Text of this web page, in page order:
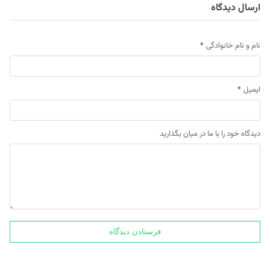
ارسال دیدگاه
نام و نام خانوادگی *
ایمیل *
دیدگاه خود را با ما در میان بگذارید